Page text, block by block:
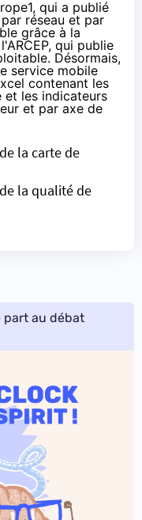
qui a publié
par réseau et par
grâce à la
qui publie
Désormais,
service mobile
contenant les
les indicateurs
et par axe de
la carte de
la qualité de
part au débat